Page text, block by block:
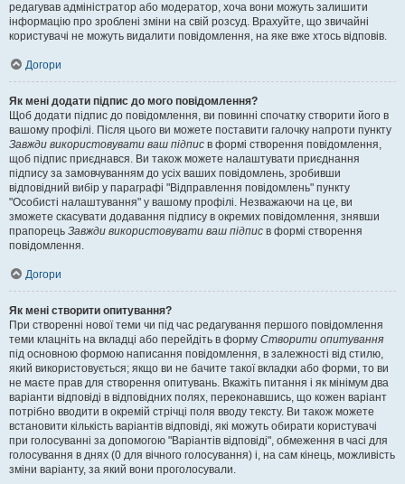
редагував адміністратор або модератор, хоча вони можуть залишити
інформацію про зроблені зміни на свій розсуд. Врахуйте, що звичайні
користувачі не можуть видалити повідомлення, на яке вже хтось відповів.
Догори
Як мені додати підпис до мого повідомлення?
Щоб додати підпис до повідомлення, ви повинні спочатку створити його в
вашому профілі. Після цього ви можете поставити галочку напроти пункту
Завжди використовувати ваш підпис в формі створення повідомлення,
щоб підпис приєднався. Ви також можете налаштувати приєднання
підпису за замовчуванням до усіх ваших повідомлень, зробивши
відповідний вибір у параграфі "Відправлення повідомлень" пункту
"Особисті налаштування" у вашому профілі. Незважаючи на це, ви
зможете скасувати додавання підпису в окремих повідомлення, знявши
прапорець Завжди використовувати ваш підпис в формі створення
повідомлення.
Догори
Як мені створити опитування?
При створенні нової теми чи під час редагування першого повідомлення
теми клацніть на вкладці або перейдіть в форму Створити опитування
під основною формою написання повідомлення, в залежності від стилю,
який використовується; якщо ви не бачите такої вкладки або форми, то ви
не маєте прав для створення опитувань. Вкажіть питання і як мінімум два
варіанти відповіді в відповідних полях, переконавшись, що кожен варіант
потрібно вводити в окремій стрічці поля вводу тексту. Ви також можете
встановити кількість варіантів відповіді, які можуть обирати користувачі
при голосуванні за допомогою "Варіантів відповіді", обмеження в часі для
голосування в днях (0 для вічного голосування) і, на сам кінець, можливість
зміни варіанту, за який вони проголосували.